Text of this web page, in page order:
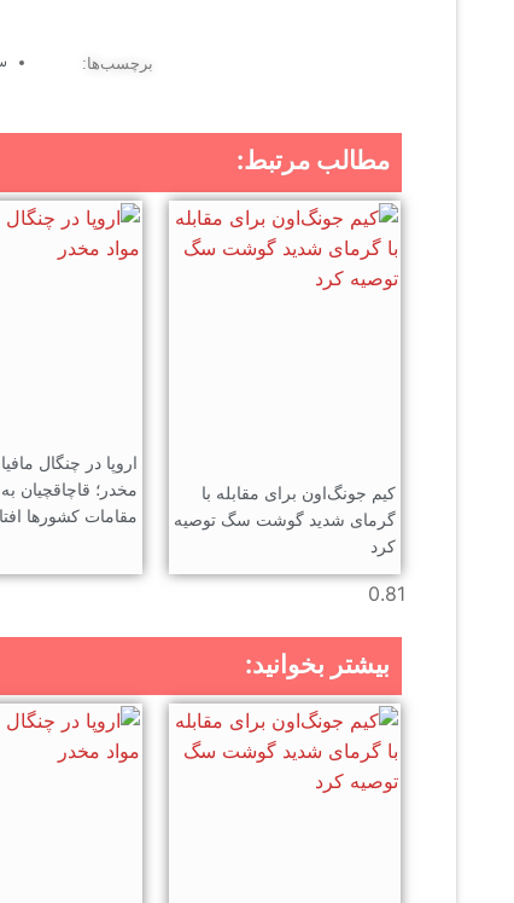
برچسب‌ها:
مطالب مرتبط:
کیم جونگ‌اون برای مقابله با
گرمای شدید گوشت سگ توصیه
کرد
اروپا در چنگال
مخدر؛ قاچاقچیان
مقامات کشورها
بیشتر بخوانید: